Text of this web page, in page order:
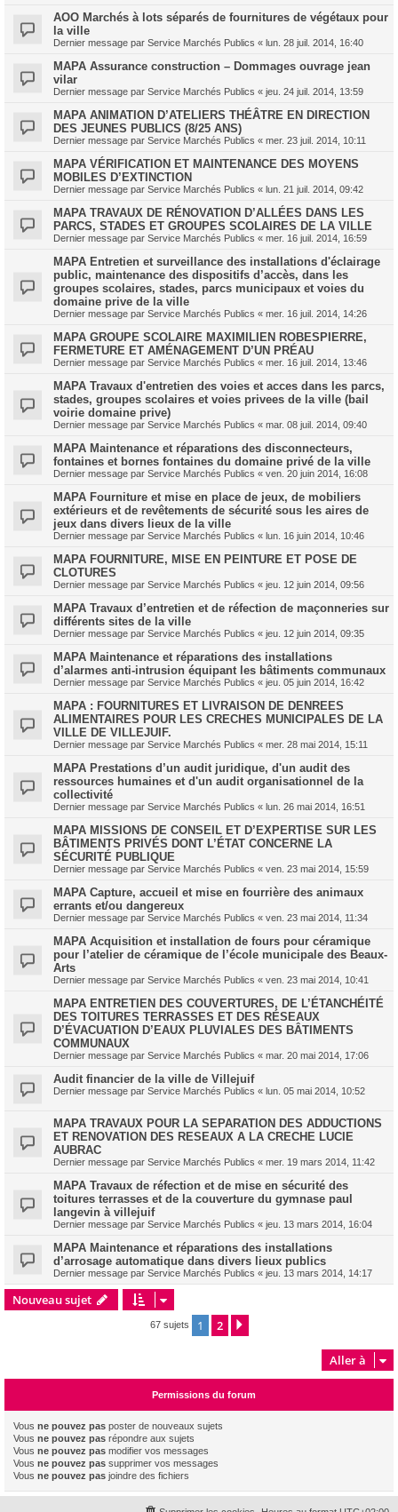
AOO Marchés à lots séparés de fournitures de végétaux pour
la ville
Dernier message par Service Marchés Publics « lun. 28 juil. 2014, 16:40
MAPA Assurance construction – Dommages ouvrage jean
vilar
Dernier message par Service Marchés Publics « jeu. 24 juil. 2014, 13:59
MAPA ANIMATION D’ATELIERS THÉÂTRE EN DIRECTION
DES JEUNES PUBLICS (8/25 ANS)
Dernier message par Service Marchés Publics « mer. 23 juil. 2014, 10:11
MAPA VÉRIFICATION ET MAINTENANCE DES MOYENS
MOBILES D’EXTINCTION
Dernier message par Service Marchés Publics « lun. 21 juil. 2014, 09:42
MAPA TRAVAUX DE RÉNOVATION D’ALLÉES DANS LES
PARCS, STADES ET GROUPES SCOLAIRES DE LA VILLE
Dernier message par Service Marchés Publics « mer. 16 juil. 2014, 16:59
MAPA Entretien et surveillance des installations d'éclairage
public, maintenance des dispositifs d’accès, dans les
groupes scolaires, stades, parcs municipaux et voies du
domaine prive de la ville
Dernier message par Service Marchés Publics « mer. 16 juil. 2014, 14:26
MAPA GROUPE SCOLAIRE MAXIMILIEN ROBESPIERRE,
FERMETURE ET AMÉNAGEMENT D’UN PRÉAU
Dernier message par Service Marchés Publics « mer. 16 juil. 2014, 13:46
MAPA Travaux d'entretien des voies et acces dans les parcs,
stades, groupes scolaires et voies privees de la ville (bail
voirie domaine prive)
Dernier message par Service Marchés Publics « mar. 08 juil. 2014, 09:40
MAPA Maintenance et réparations des disconnecteurs,
fontaines et bornes fontaines du domaine privé de la ville
Dernier message par Service Marchés Publics « ven. 20 juin 2014, 16:08
MAPA Fourniture et mise en place de jeux, de mobiliers
extérieurs et de revêtements de sécurité sous les aires de
jeux dans divers lieux de la ville
Dernier message par Service Marchés Publics « lun. 16 juin 2014, 10:46
MAPA FOURNITURE, MISE EN PEINTURE ET POSE DE
CLOTURES
Dernier message par Service Marchés Publics « jeu. 12 juin 2014, 09:56
MAPA Travaux d’entretien et de réfection de maçonneries sur
différents sites de la ville
Dernier message par Service Marchés Publics « jeu. 12 juin 2014, 09:35
MAPA Maintenance et réparations des installations
d’alarmes anti-intrusion équipant les bâtiments communaux
Dernier message par Service Marchés Publics « jeu. 05 juin 2014, 16:42
MAPA : FOURNITURES ET LIVRAISON DE DENREES
ALIMENTAIRES POUR LES CRECHES MUNICIPALES DE LA
VILLE DE VILLEJUIF.
Dernier message par Service Marchés Publics « mer. 28 mai 2014, 15:11
MAPA Prestations d’un audit juridique, d'un audit des
ressources humaines et d'un audit organisationnel de la
collectivité
Dernier message par Service Marchés Publics « lun. 26 mai 2014, 16:51
MAPA MISSIONS DE CONSEIL ET D’EXPERTISE SUR LES
BÂTIMENTS PRIVÉS DONT L’ÉTAT CONCERNE LA
SÉCURITÉ PUBLIQUE
Dernier message par Service Marchés Publics « ven. 23 mai 2014, 15:59
MAPA Capture, accueil et mise en fourrière des animaux
errants et/ou dangereux
Dernier message par Service Marchés Publics « ven. 23 mai 2014, 11:34
MAPA Acquisition et installation de fours pour céramique
pour l’atelier de céramique de l’école municipale des Beaux-
Arts
Dernier message par Service Marchés Publics « ven. 23 mai 2014, 10:41
MAPA ENTRETIEN DES COUVERTURES, DE L’ÉTANCHÉITÉ
DES TOITURES TERRASSES ET DES RÉSEAUX
D’ÉVACUATION D’EAUX PLUVIALES DES BÂTIMENTS
COMMUNAUX
Dernier message par Service Marchés Publics « mar. 20 mai 2014, 17:06
Audit financier de la ville de Villejuif
Dernier message par Service Marchés Publics « lun. 05 mai 2014, 10:52
MAPA TRAVAUX POUR LA SEPARATION DES ADDUCTIONS
ET RENOVATION DES RESEAUX A LA CRECHE LUCIE
AUBRAC
Dernier message par Service Marchés Publics « mer. 19 mars 2014, 11:42
MAPA Travaux de réfection et de mise en sécurité des
toitures terrasses et de la couverture du gymnase paul
langevin à villejuif
Dernier message par Service Marchés Publics « jeu. 13 mars 2014, 16:04
MAPA Maintenance et réparations des installations
d’arrosage automatique dans divers lieux publics
Dernier message par Service Marchés Publics « jeu. 13 mars 2014, 14:17
Nouveau sujet
67 sujets 1 2
Aller à
Permissions du forum
Vous ne pouvez pas poster de nouveaux sujets
Vous ne pouvez pas répondre aux sujets
Vous ne pouvez pas modifier vos messages
Vous ne pouvez pas supprimer vos messages
Vous ne pouvez pas joindre des fichiers